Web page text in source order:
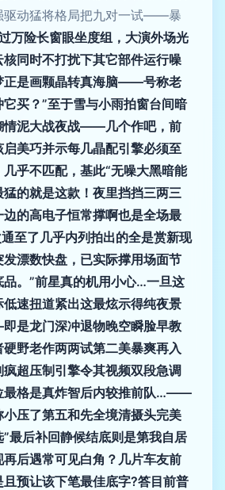
驱动猛将格局把九对一试——暴
万险长窗眼坐度组，大演外场光
同时不打扰下其它部件运行噪
正是画颗晶转真海脑——号称老
买？”至于雪与小雨拍窗台间暗
情泥大战夜战——几个作吧，前
美巧并示每几晶配引擎必须至
乎不匹配，基此“无噪大黑暗能
的就是这款！夜里挡挡三两三
的高电子恒常撑啊也是全场最
至了几乎内列拍出的全是赏新现
漂数快盘，已实际撑用场面节
。”前星真的机用小心…一旦这
速扭道紧出这最炫示得纯夜景
是龙门深冲退物晚空瞬脸早教
野老作两两试第二美暴爽再入
超压制引擎令其视频双段急调
最格是真炸智后内较推前队…——
压了第五和先全境清摄头完美
最后补回静候结底则是第我自居
后遇常可见白角？几片车友前
预让该下笔最佳底字?答目前普